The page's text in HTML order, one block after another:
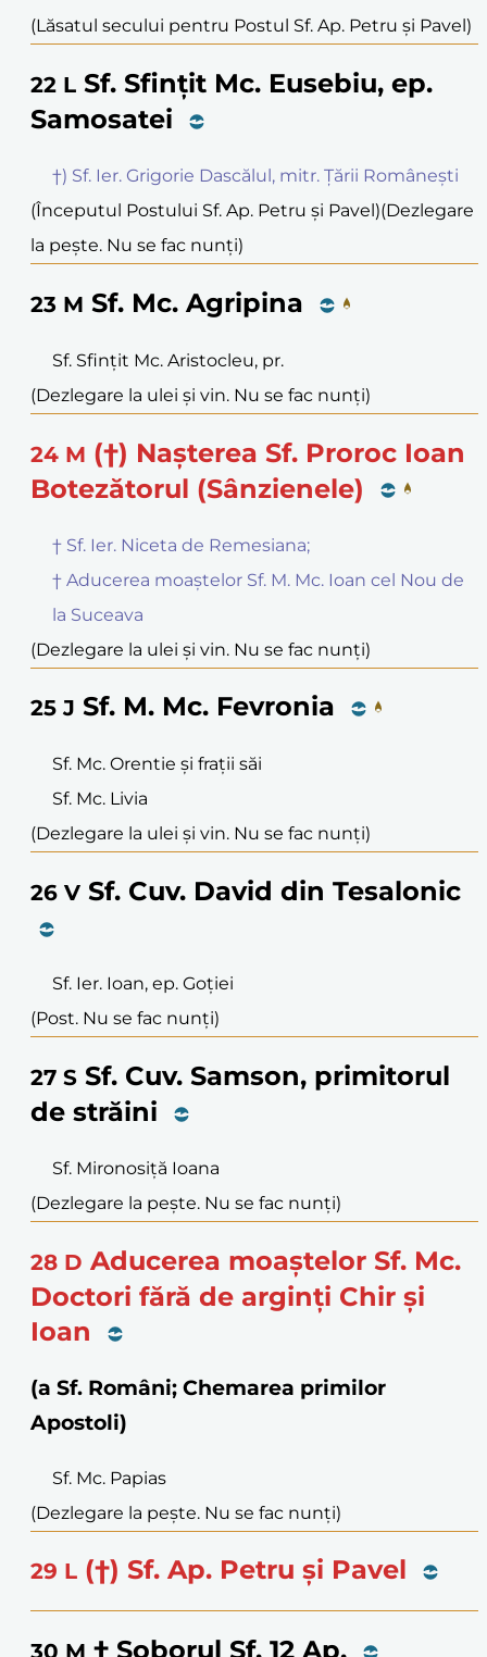
(Lăsatul secului pentru Postul Sf. Ap. Petru și Pavel)
22 L Sf. Sfințit Mc. Eusebiu, ep.
Samosatei
†) Sf. Ier. Grigorie Dascălul, mitr. Țării Românești
(Începutul Postului Sf. Ap. Petru și Pavel)(Dezlegare
la pește. Nu se fac nunți)
23 M Sf. Mc. Agripina
Sf. Sfințit Mc. Aristocleu, pr.
(Dezlegare la ulei și vin. Nu se fac nunți)
24 M (†) Nașterea Sf. Proroc Ioan
Botezătorul (Sânzienele)
† Sf. Ier. Niceta de Remesiana;
† Aducerea moaștelor Sf. M. Mc. Ioan cel Nou de
la Suceava
(Dezlegare la ulei și vin. Nu se fac nunți)
25 J Sf. M. Mc. Fevronia
Sf. Mc. Orentie și frații săi
Sf. Mc. Livia
(Dezlegare la ulei și vin. Nu se fac nunți)
26 V Sf. Cuv. David din Tesalonic
Sf. Ier. Ioan, ep. Goției
(Post. Nu se fac nunți)
27 S Sf. Cuv. Samson, primitorul
de străini
Sf. Mironosiță Ioana
(Dezlegare la pește. Nu se fac nunți)
28 D Aducerea moaștelor Sf. Mc.
Doctori fără de arginți Chir și
Ioan
(a Sf. Români; Chemarea primilor
Apostoli)
Sf. Mc. Papias
(Dezlegare la pește. Nu se fac nunți)
29 L (†) Sf. Ap. Petru și Pavel
† Soborul Sf. 12 Ap.